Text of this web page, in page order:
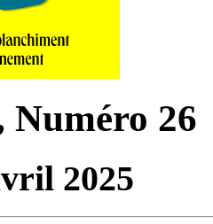
Numéro 26
2025